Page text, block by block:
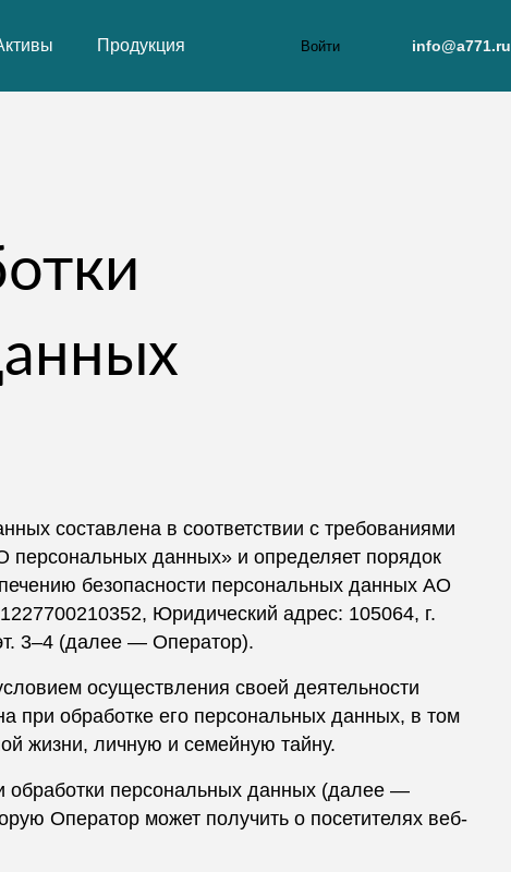
Продукция Войти info@a771.ru
составлена в соответствии с требованиями
данных» и определяет порядок
безопасности персональных данных АО
Юридический адрес: 105064, г.
3–4 (далее — Оператор).
осуществления своей деятельности
при обработке его персональных данных, в том
жизни, личную и семейную тайну.
обработки персональных данных (далее —
Оператор может получить о посетителях веб-